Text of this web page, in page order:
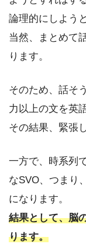
論理的にしよう
当然、まとめて
ります。
そのため、話そ
力以上の文を英
その結果、緊張
一方で、時系列
なSVO、つまり
になります。
結果として、脳
ります。